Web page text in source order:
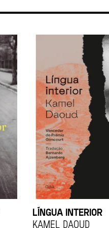
LÍNGUA INTERIOR
KAMEL DAOUD